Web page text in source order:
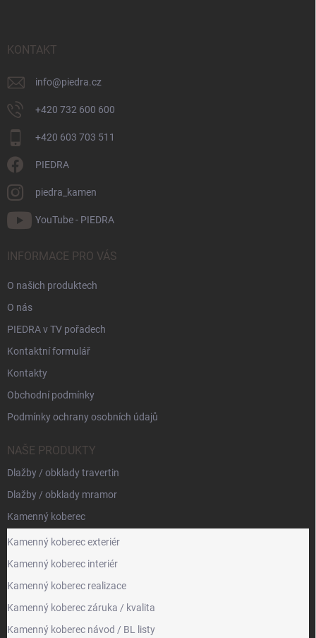
KONTAKT
info@piedra.cz
+420 732 600 600
+420 603 703 511
PIEDRA
piedra_kamen
YouTube - PIEDRA
INFORMACE PRO VÁS
O našich produktech
O nás
PIEDRA v TV pořadech
Kontaktní formulář
Kontakty
Obchodní podmínky
Podmínky ochrany osobních údajů
NAŠE PRODUKTY
Dlažby / obklady travertin
Dlažby / obklady mramor
Kamenný koberec
Kamenný koberec exteriér
Kamenný koberec interiér
Kamenný koberec realizace
Kamenný koberec záruka / kvalita
Kamenný koberec návod / BL listy